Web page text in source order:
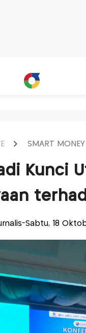
SMART MONEY
Kunci
Sabtu, 18